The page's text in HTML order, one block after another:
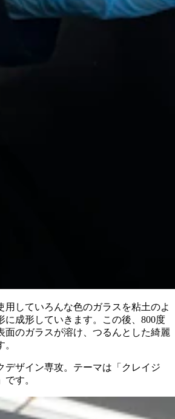
していろんな色のガラスを粘土のよ
に成形していきます。この後、800度
面のガラスが溶け、つるんとした綺麗
デザイン専攻。テーマは「クレイジ
す。